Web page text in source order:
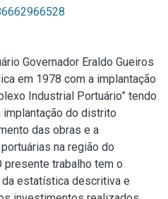
Governador Eraldo Gueiros
em 1978 com a implantação
Industrial Portuário” tendo
implantação do distrito
das obras e a
na região do
presente trabalho tem o
estatística descritiva e